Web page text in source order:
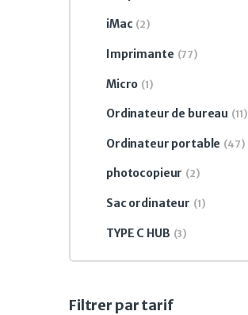
iMac (2)
Imprimante (77)
Micro (1)
Ordinateur de bureau (11)
Ordinateur portable (47)
photocopieur (2)
Sac ordinateur (1)
TYPE C HUB (3)
Filtrer par tarif